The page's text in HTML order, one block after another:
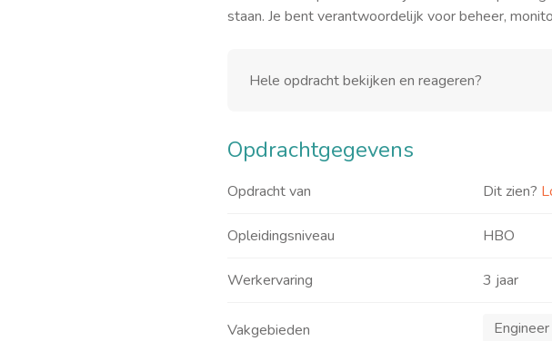
staan. Je bent verantwoordelijk voor beheer,
Hele opdracht bekijken en reageren?
Opdrachtgegevens
Opdracht van Dit zien?
Opleidingsniveau HBO
Werkervaring 3 jaar
Vakgebieden Engineer